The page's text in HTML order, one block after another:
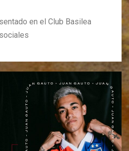
en el Club Basilea